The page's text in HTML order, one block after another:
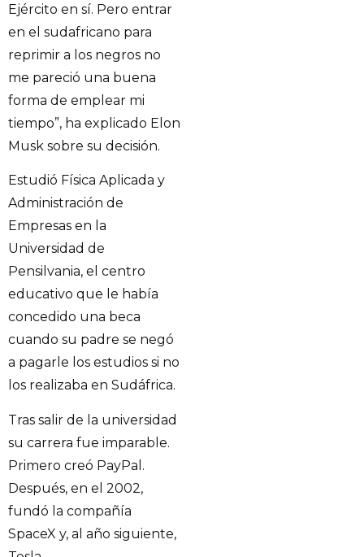
Ejército en sí. Pero entrar
en el sudafricano para
reprimir a los negros no
me pareció una buena
forma de emplear mi
tiempo”, ha explicado Elon
Musk sobre su decisión.
Estudió Física Aplicada y
Administración de
Empresas en la
Universidad de
Pensilvania, el centro
educativo que le había
concedido una beca
cuando su padre se negó
a pagarle los estudios si no
los realizaba en Sudáfrica.
Tras salir de la universidad
su carrera fue imparable.
Primero creó PayPal.
Después, en el 2002,
fundó la compañía
SpaceX y, al año siguiente,